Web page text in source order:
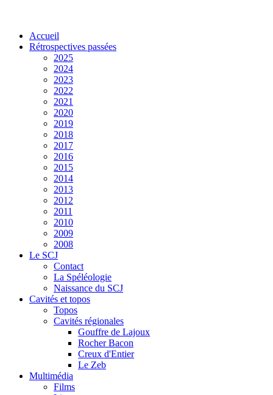
Accueil
Rétrospectives passées
2025
2024
2023
2022
2021
2020
2019
2018
2017
2016
2015
2014
2013
2012
2011
2010
2009
2008
Le SCJ
Contact
La Spéléologie
Naissance du SCJ
Cavités et topos
Topos
Cavités régionales
Gouffre de Lajoux
Rocher Bacon
Creux d'Entier
Le Zeb
Multimédia
Films